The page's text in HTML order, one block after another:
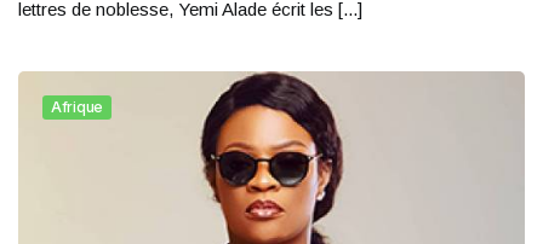
lettres de noblesse, Yemi Alade écrit les [...]
Afrique